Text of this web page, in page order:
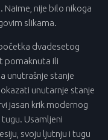
nije bilo nikoga
slikama.
dvadesetog
pomaknuta ili
unutrašnje stanje
unutarnje stanje
jasan krik modernog
Usamljeni
svoju ljutnju i tugu